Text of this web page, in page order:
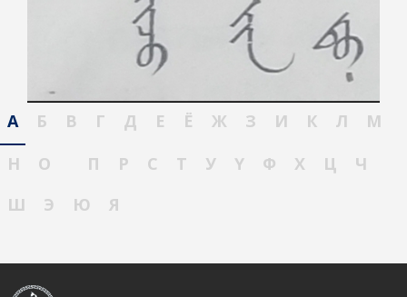
А Б В Г Д Е Ё Ж З И К Л
М
Н
О П Р С Т У Ү Ф Х Ц
Ч
Ш
Э Ю Я